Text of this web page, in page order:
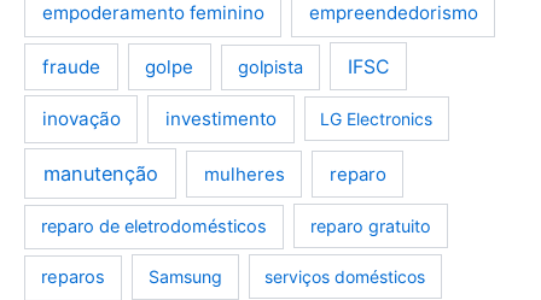
empoderamento feminino empreendedorismo
fraude golpe golpista IFSC
inovação investimento LG Electronics
manutenção mulheres reparo
reparo de eletrodomésticos reparo gratuito
reparos Samsung serviços domésticos